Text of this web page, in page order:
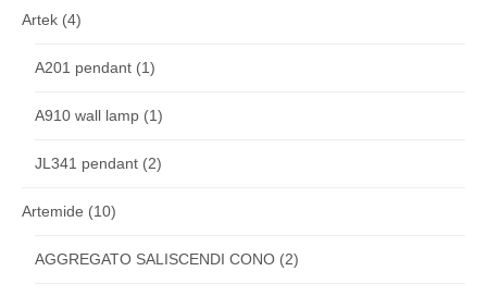
Artek (4)
A201 pendant (1)
A910 wall lamp (1)
JL341 pendant (2)
Artemide (10)
AGGREGATO SALISCENDI CONO (2)